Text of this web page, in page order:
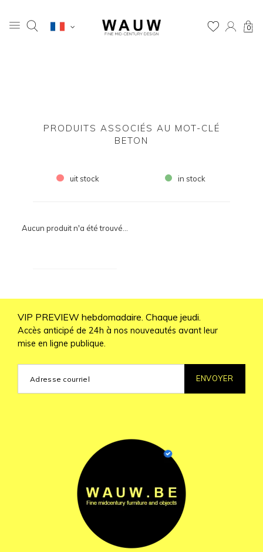
0
PRODUITS ASSOCIÉS AU MOT-CLÉ
BETON
uit stock in stock
Aucun produit n'a été trouvé...
VIP PREVIEW hebdomadaire. Chaque jeudi.
Accès anticipé de 24h à nos nouveautés avant leur
mise en ligne publique.
ENVOYER